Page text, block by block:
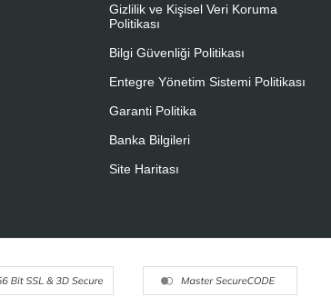
Gizlilik ve Kişisel Veri Koruma
Politikası
Bilgi Güvenliği Politikası
Entegre Yönetim Sistemi Politikası
Garanti Politika
Banka Bilgileri
Site Haritası